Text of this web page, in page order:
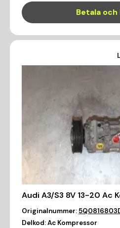
Betala
Audi A3/S3 8V 13-20 Ac
Originalnummer:
Delkod:Ac Kompressor